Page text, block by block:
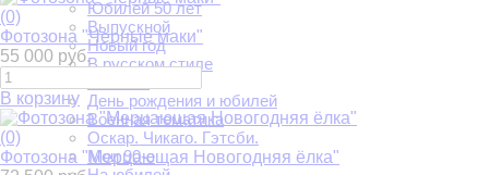
Юбилей 50 лет
Выпускной
Новый год
В русском стиле
День рождения и юбилей
Военная тематика
Оскар. Чикаго. Гэтсби.
Мои 90-е
(0)
Фотозона "Черные маки"
55 000 руб.
В корзину
(0)
Фотозона "Мерцающая Новогодняя ёлка"